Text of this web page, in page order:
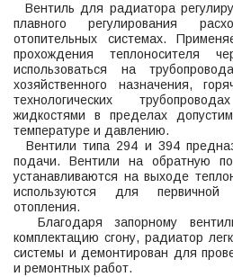
Вентиль для радиатора
плавного регулирования
отопительных системах.
прохождения теплоносителя
использоваться на
хозяйственного назначения,
технологических
жидкостями в пределах
температуре и давлению.
Вентили типа 294 и 394
подачи. Вентили на обратную
устанавливаются на выходе
используются для первичной
отопления.
Благодаря запорному
комплектацию сгону, радиатор
системы и демонтирован для
и ремонтных работ.